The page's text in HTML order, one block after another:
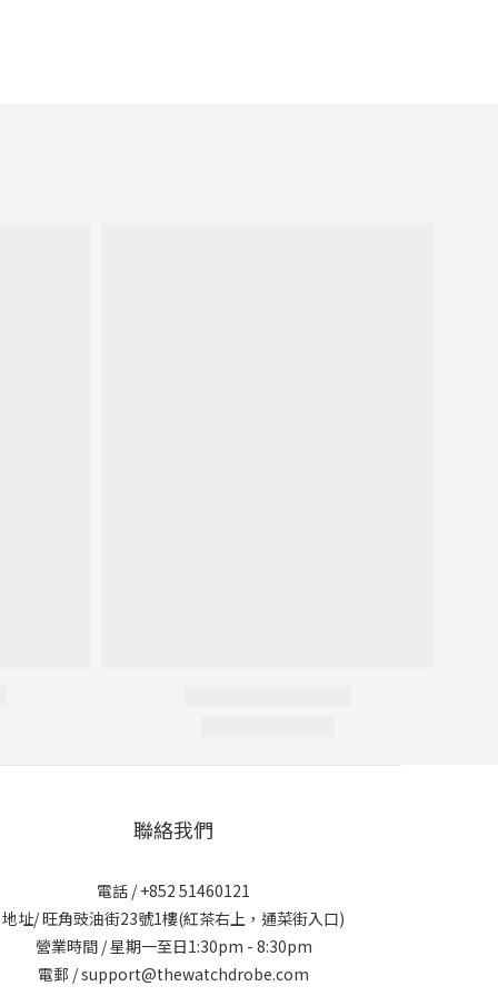
聯絡我們
電話 / +852 51460121
地址/ 旺角豉油街23號1樓(紅茶右上，通菜街入口)
營業時間 / 星期一至日1:30pm - 8:30pm
電郵 / support@thewatchdrobe.com